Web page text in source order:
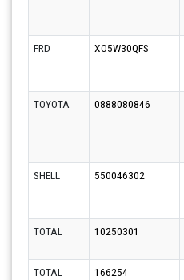
FRD XO5W30QFS
TOYOTA 0888080846
SHELL 550046302
TOTAL 10250301
TOTAL
166254